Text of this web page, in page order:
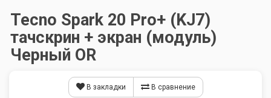
Tecno Spark 20 Pro+ (KJ7)
тачскрин + экран (модуль)
Черный OR
В закладки В сравнение